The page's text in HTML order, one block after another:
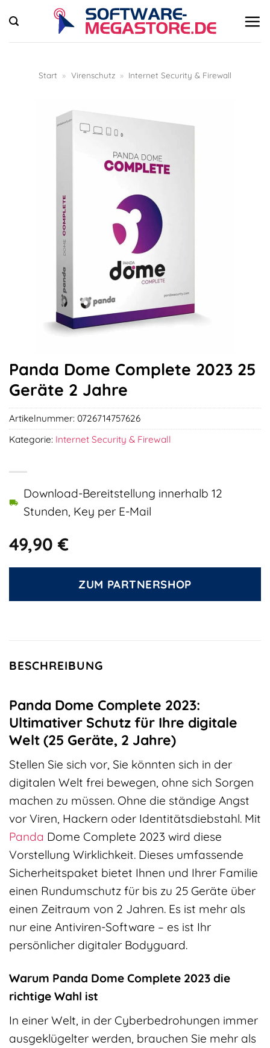
Inhalt
springen
Start » Virenschutz » Internet Security & Firewall
Panda Dome Complete 2023 25
Geräte 2 Jahre
49,90€
Download-Bereitstellung innerhalb 12
Stunden, Key per E-Mail
ZUM PARTNERSHOP
Artikelnummer: 0726714757626
Kategorie: Internet Security & Firewall
BESCHREIBUNG
Panda Dome Complete 2023:
Ultimativer Schutz für Ihre digitale
Welt (25 Geräte, 2 Jahre)
Stellen Sie sich vor, Sie könnten sich in der
digitalen Welt frei bewegen, ohne sich Sorgen
machen zu müssen. Ohne die ständige Angst
vor Viren, Hackern oder Identitätsdiebstahl. Mit
Panda Dome Complete 2023 wird diese
Vorstellung Wirklichkeit. Dieses umfassende
Sicherheitspaket bietet Ihnen und Ihrer Familie
einen Rundumschutz für bis zu 25 Geräte über
einen Zeitraum von 2 Jahren. Es ist mehr als
nur eine Antiviren-Software – es ist Ihr
persönlicher digitaler Bodyguard.
Warum Panda Dome Complete 2023 die
richtige Wahl ist
In einer Welt, in der Cyberbedrohungen immer
ausgeklügelter werden, brauchen Sie mehr als